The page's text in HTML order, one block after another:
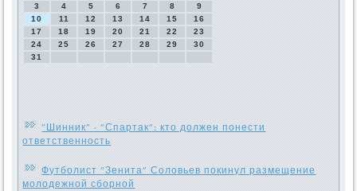
3
4 5 6 7 8
9
10
11 12 13 14 15
16
17
18 19 20 21 22
23
24
25 26 27 28 29
30
31
"Шинник" - "Спартак": кто должен понести
ответственность
Футболист "Зенита" Соловьев покинул размещение
молодежной сборной